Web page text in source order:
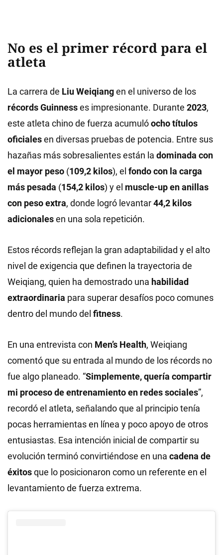
No es el primer récord para el
atleta
La carrera de Liu Weiqiangen el universo de los
récords Guinnesses impresionante. Durante 2023,
este atleta chino de fuerza acumulóocho títulos
oficialesen diversas pruebas de potencia. Entre sus
hazañas más sobresalientes están la dominada con
el mayor peso (109,2 kilos), el fondo con la carga
más pesada (154,2 kilos) y el muscle-up en anillas
con peso extra, donde logró levantar44,2 kilos
adicionalesen una sola repetición.
Estos récords reflejan la gran adaptabilidad y el alto
nivel de exigencia que definen la trayectoria de
Weiqiang, quien ha demostrado una habilidad
extraordinaria para superar desafíos poco comunes
dentro del mundo del fitness.
En una entrevista con Men’s Health, Weiqiang
comentó que su entrada al mundo de los récords no
fue algo planeado. “Simplemente, quería compartir
mi proceso de entrenamiento en redes sociales”,
recordó el atleta, señalando que al principio tenía
pocas herramientas en línea y poco apoyo de otros
entusiastas. Esa intención inicial de compartir su
evolución terminó convirtiéndose en una cadena de
éxitosque lo posicionaron como un referente en el
levantamiento de fuerza extrema.